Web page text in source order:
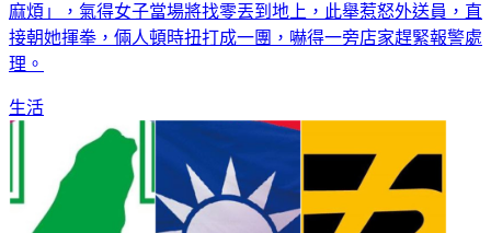
麻煩」，氣得女子當場將找零丟到地上，此舉惹怒外送員，直
接朝她揮拳，倆人頓時扭打成一團，嚇得一旁店家趕緊報警處
理。
生活